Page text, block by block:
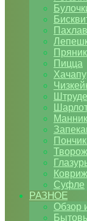
Пицца
Манник
Суфле
РАЗНОЕ
Обзор